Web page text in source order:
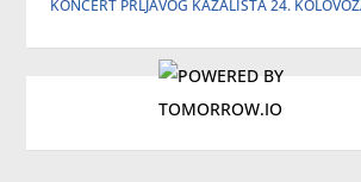
KONCERT PRLJAVOG KAZALIŠTA 24.